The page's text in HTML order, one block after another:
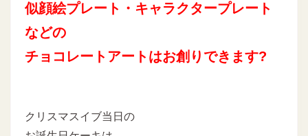
似顔絵プレート・キャラクタープレート
などの
チョコレートアートはお創りできます?
クリスマスイブ当日の